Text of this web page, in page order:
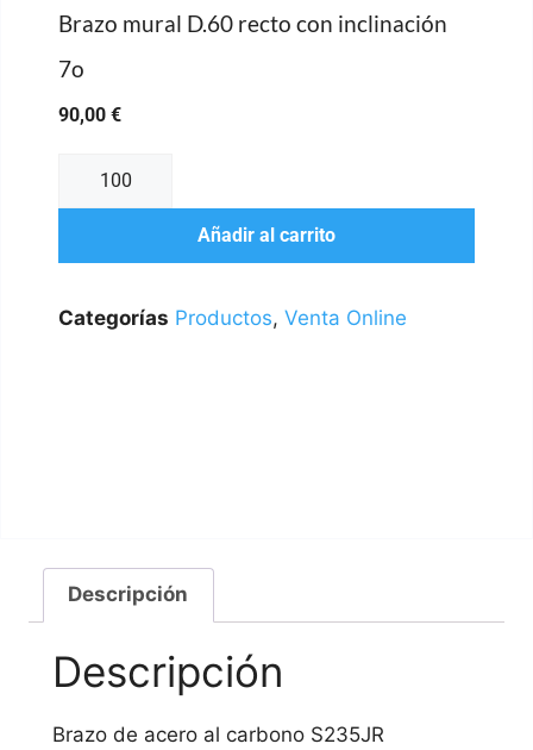
Brazo mural D.60 recto con inclinación
7o
90,00 €
Añadir al carrito
Categorías Productos, Venta Online
Descripción
Descripción
Brazo de acero al carbono S235JR